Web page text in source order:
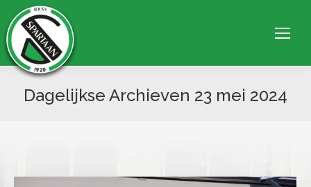
Dagelijkse Archieven 23 mei 2024